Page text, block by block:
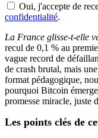
Oui, j'accepte de
confidentialité.
La France glisse-t-elle
recul de 0,1 % au
vague record de
de crash brutal, mais
format pédagogique,
pourquoi Bitcoin
promesse miracle, juste
Les points clés de